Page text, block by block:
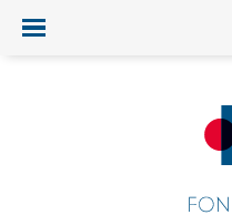
Ouvrir/fermer le menu